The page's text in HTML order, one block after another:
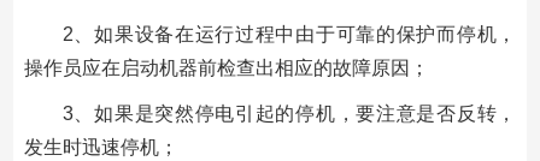
2、如果设备在运行过程中由于可靠的保护而停机，
操作员应在启动机器前检查出相应的故障原因；
3、如果是突然停电引起的停机，要注意是否反转，
发生时迅速停机；